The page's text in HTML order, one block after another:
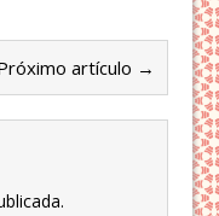
artículo →